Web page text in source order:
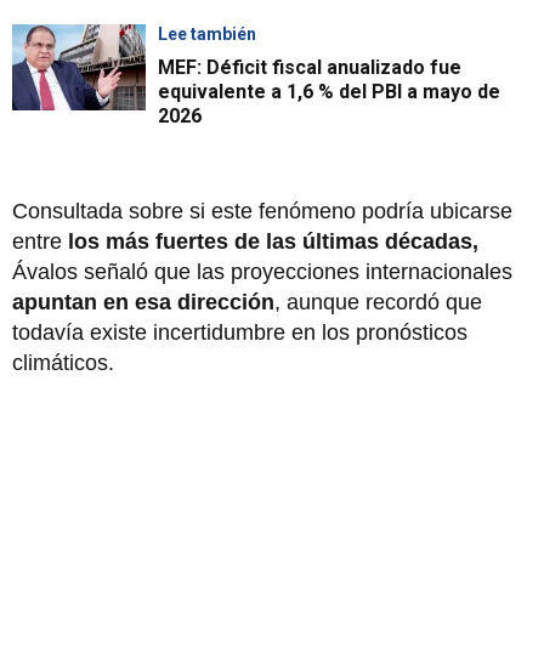
Lee también
MEF: Déficit fiscal anualizado fue
equivalente a 1,6 % del PBI a mayo de
2026
Consultada sobre si este fenómeno podría ubicarse
entre los más fuertes de las últimas décadas,
Ávalos señaló que las proyecciones internacionales
apuntan en esa dirección, aunque recordó que
todavía existe incertidumbre en los pronósticos
climáticos.